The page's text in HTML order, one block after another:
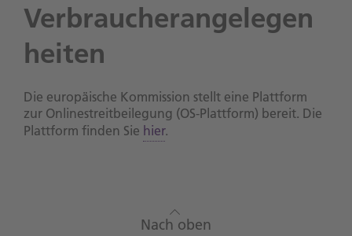
Verbraucherangelegen
heiten
Die europäische Kommission stellt eine Plattform
zur Onlinestreitbeilegung (OS-Plattform) bereit. Die
Plattform finden Sie hier.
Nach oben